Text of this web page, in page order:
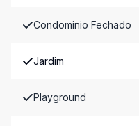
Condominio Fechado
Jardim
Playground